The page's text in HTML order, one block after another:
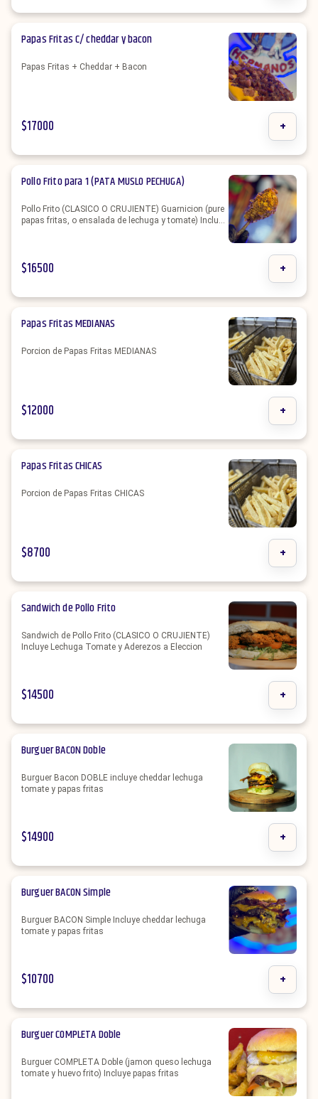
Papas Fritas C/ cheddar y bacon
Papas Fritas + Cheddar + Bacon
$17000 +
Pollo Frito para 1 (PATA MUSLO PECHUGA)
Pollo Frito (CLASICO O CRUJIENTE) Guarnicion (pure
papas fritas, o ensalada de lechuga y tomate) Incluye
$16500 +
Papas Fritas MEDIANAS
Porcion de Papas Fritas MEDIANAS
$12000 +
Papas Fritas CHICAS
Porcion de Papas Fritas CHICAS
$8700 +
Sandwich de Pollo Frito
Sandwich de Pollo Frito (CLASICO O CRUJIENTE)
Incluye Lechuga Tomate y Aderezos a Eleccion
$14500 +
Burguer BACON Doble
Burguer Bacon DOBLE incluye cheddar lechuga
tomate y papas fritas
$14900 +
Burguer BACON Simple
Burguer BACON Simple Incluye cheddar lechuga
tomate y papas fritas
$10700 +
Burguer COMPLETA Doble
Burguer COMPLETA Doble (jamon queso lechuga
tomate y huevo frito) Incluye papas fritas